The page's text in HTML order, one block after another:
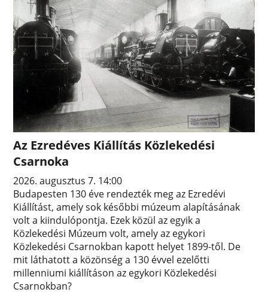
Az Ezredéves Kiállítás Közlekedési
Csarnoka
2026. augusztus 7. 14:00
Budapesten 130 éve rendezték meg az Ezredévi
Kiállítást, amely sok későbbi múzeum alapításának
volt a kiindulópontja. Ezek közül az egyik a
Közlekedési Múzeum volt, amely az egykori
Közlekedési Csarnokban kapott helyet 1899-től. De
mit láthatott a közönség a 130 évvel ezelőtti
millenniumi kiállításon az egykori Közlekedési
Csarnokban?